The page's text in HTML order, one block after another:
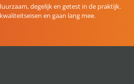
degelijk en getest in de praktijk.
en gaan lang mee.